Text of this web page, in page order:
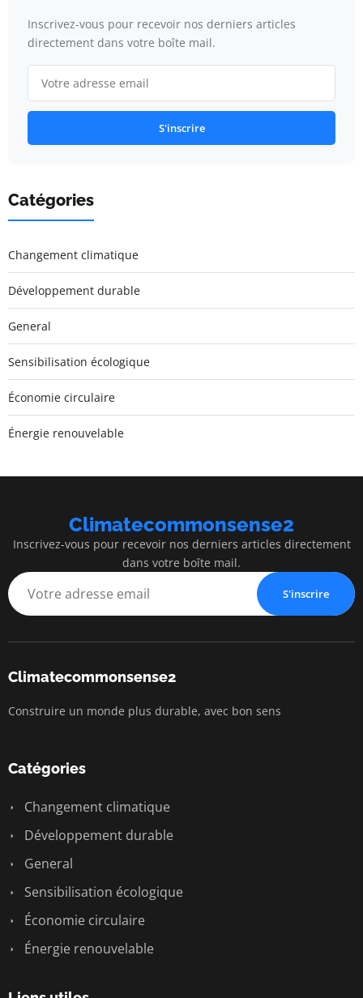
Inscrivez-vous pour recevoir nos derniers articles
directement dans votre boîte mail.
S'inscrire
Catégories
Changement climatique
Développement durable
General
Sensibilisation écologique
Économie circulaire
Énergie renouvelable
Climatecommonsense2
Inscrivez-vous pour recevoir nos derniers articles directement
dans votre boîte mail.
S'inscrire
Climatecommonsense2
Construire un monde plus durable, avec bon sens
Catégories
Changement climatique
Développement durable
General
Sensibilisation écologique
Économie circulaire
Énergie renouvelable